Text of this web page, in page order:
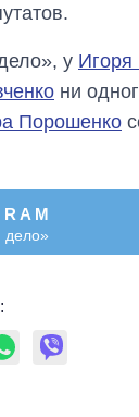
у Игоря
ни
Порошенко
дело»